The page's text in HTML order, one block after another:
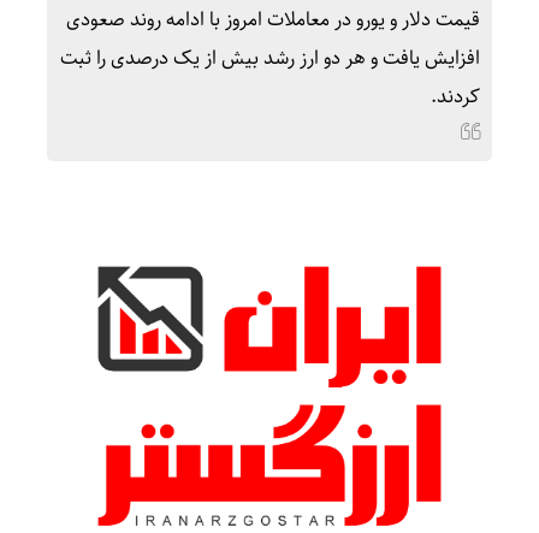
قیمت دلار و یورو در معاملات امروز با ادامه روند صعودی
افزایش یافت و هر دو ارز رشد بیش از یک درصدی را ثبت
کردند.